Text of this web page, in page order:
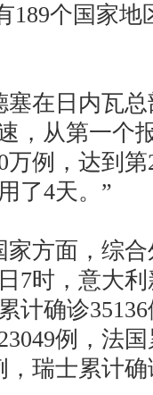
189个国家
在日内瓦总
，从第一个
例，达到
了4天。”
方面，综合
7时，意大
计确诊
例，法
瑞士累计